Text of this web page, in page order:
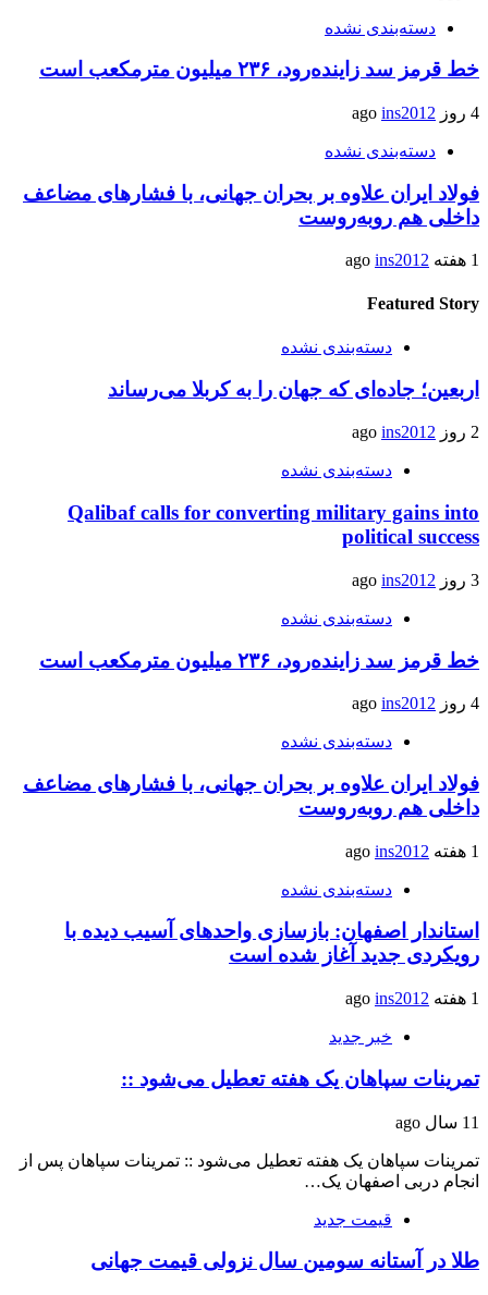
دسته‌بندی نشده
خط قرمز سد زاینده‌رود، ۲۳۶ میلیون مترمکعب است
4 روز ago ins2012
دسته‌بندی نشده
فولاد ایران علاوه بر بحران جهانی، با فشارهای مضاعف
داخلی هم روبه‌روست
1 هفته ago ins2012
Featured Story
دسته‌بندی نشده
اربعین؛ جاده‌ای که جهان را به کربلا می‌رساند
2 روز ago ins2012
دسته‌بندی نشده
Qalibaf calls for converting military gains into
political success
3 روز ago ins2012
دسته‌بندی نشده
خط قرمز سد زاینده‌رود، ۲۳۶ میلیون مترمکعب است
4 روز ago ins2012
دسته‌بندی نشده
فولاد ایران علاوه بر بحران جهانی، با فشارهای مضاعف
داخلی هم روبه‌روست
1 هفته ago ins2012
دسته‌بندی نشده
استاندار اصفهان: بازسازی واحدهای آسیب دیده با
رویکردی جدید آغاز شده است
1 هفته ago ins2012
خبر جدید
تمرینات سپاهان یک هفته تعطیل می‌شود ::
11 سال ago
تمرینات سپاهان یک هفته تعطیل می‌شود :: تمرینات سپاهان پس از
انجام دربی اصفهان یک…
قیمت جدید
طلا در آستانه سومین سال نزولی قیمت جهانی